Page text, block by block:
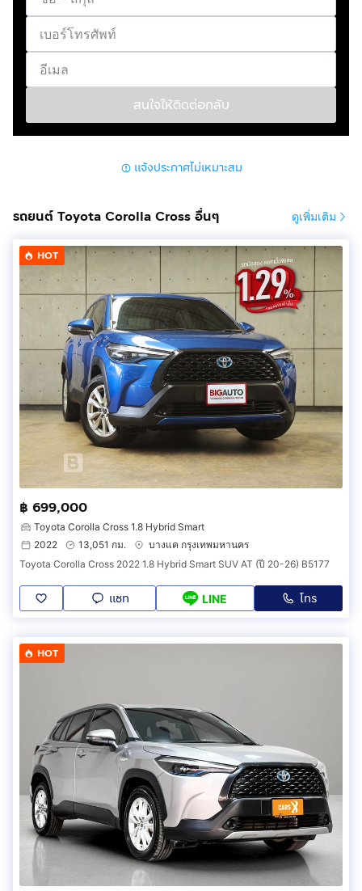
สนใจให้ติดต่อกลับ
แจ้งประกาศไม่เหมาะสม
รถยนต์ Toyota Corolla Cross อื่นๆ ดูเพิ่มเติม
HOT
฿ 699,000
Toyota Corolla Cross 1.8 Hybrid Smart
2022
13,051 กม.
บางแค กรุงเทพมหานคร
Toyota Corolla Cross 2022 1.8 Hybrid Smart SUV AT (ปี 20-26) B5177
แชท LINE โทร
HOT